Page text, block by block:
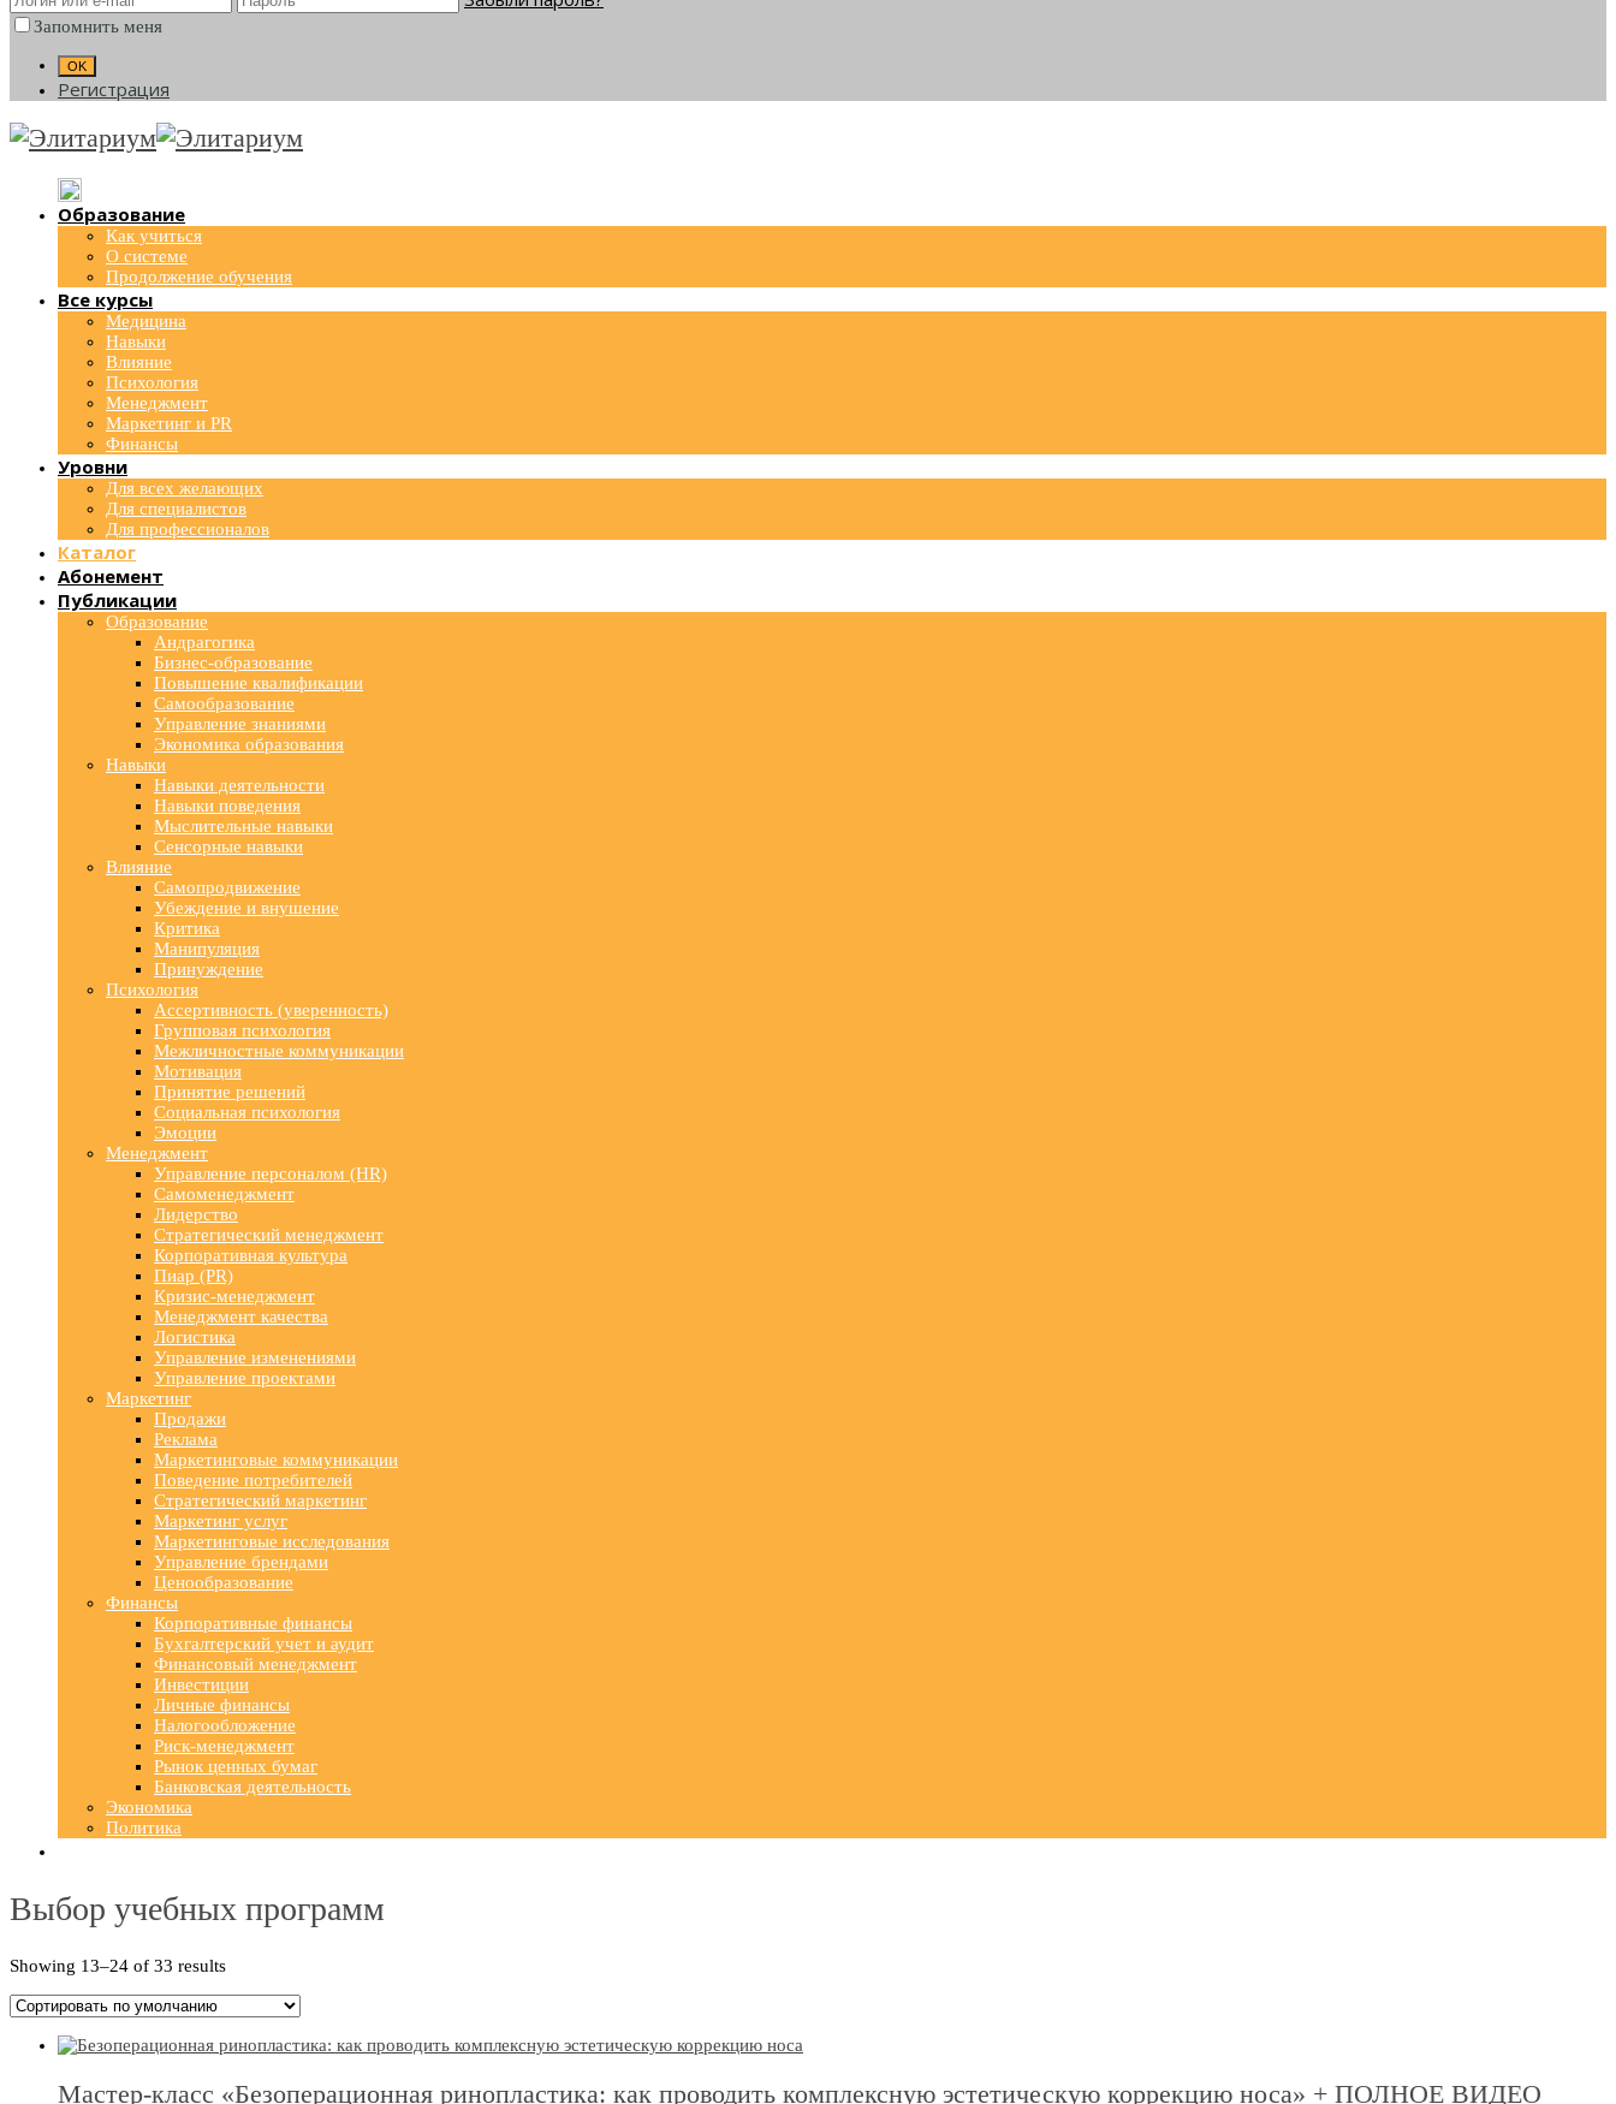
Запомнить меня
Регистрация
Образование
Как учиться
О системе
Продолжение обучения
Все курсы
Медицина
Навыки
Влияние
Психология
Менеджмент
Маркетинг и PR
Финансы
Уровни
Для всех желающих
Для специалистов
Для профессионалов
Каталог
Абонемент
Публикации
Образование
Андрагогика
Бизнес-образование
Повышение квалификации
Самообразование
Управление знаниями
Экономика образования
Навыки
Навыки деятельности
Навыки поведения
Мыслительные навыки
Сенсорные навыки
Влияние
Самопродвижение
Убеждение и внушение
Критика
Манипуляция
Принуждение
Психология
Ассертивность (уверенность)
Групповая психология
Межличностные коммуникации
Мотивация
Принятие решений
Социальная психология
Эмоции
Менеджмент
Управление персоналом (HR)
Самоменеджмент
Лидерство
Стратегический менеджмент
Корпоративная культура
Пиар (PR)
Кризис-менеджмент
Менеджмент качества
Логистика
Управление изменениями
Управление проектами
Маркетинг
Продажи
Реклама
Маркетинговые коммуникации
Поведение потребителей
Стратегический маркетинг
Маркетинг услуг
Маркетинговые исследования
Управление брендами
Ценообразование
Финансы
Корпоративные финансы
Бухгалтерский учет и аудит
Финансовый менеджмент
Инвестиции
Личные финансы
Налогообложение
Риск-менеджмент
Рынок ценных бумаг
Банковская деятельность
Экономика
Политика
Выбор учебных программ
Showing 13–24 of 33 results
Мастер-класс «Безоперационная ринопластика: как проводить комплексную эстетическую коррекцию носа» + ПОЛНОЕ ВИДЕО